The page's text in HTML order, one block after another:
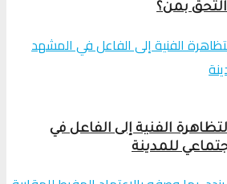
بمن؟
الفنية إلى الفاعل في
للمدينة